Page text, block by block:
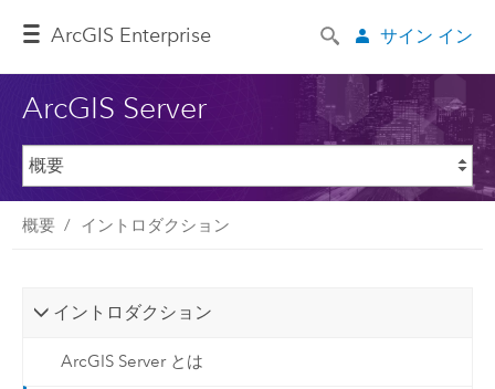
ArcGIS Enterprise サイン イン
ArcGIS Server
概要 イントロダクション
イントロダクション
ArcGIS Server とは